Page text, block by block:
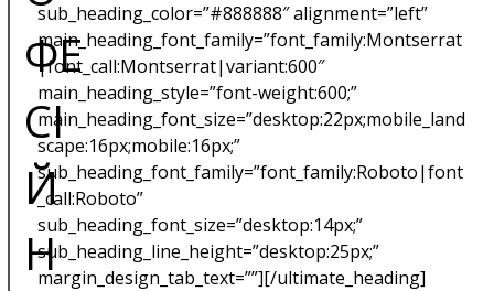
sub_heading_color=”#888888″ alignment=”left”
main_heading_font_family=”font_family:Montserrat
|font_call:Montserrat|variant:600″
main_heading_style=”font-weight:600;”
main_heading_font_size=”desktop:22px;mobile_land
scape:16px;mobile:16px;”
sub_heading_font_family=”font_family:Roboto|font
_call:Roboto”
sub_heading_font_size=”desktop:14px;”
sub_heading_line_height=”desktop:25px;”
margin_design_tab_text=””][/ultimate_heading]